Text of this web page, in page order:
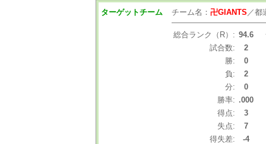
ターゲットチーム チーム名： 卍GIANTS ／都
総合ランク（R）: 94.6
試合数:
2
勝:
0
負:
2
分:
0
勝率: .000
得点:
3
失点:
7
得失差:
-4